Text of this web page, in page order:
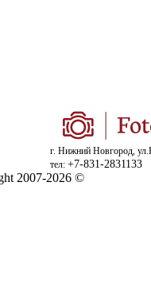
г. Нижний Новгород,
тел: +7-831-2831133
2007-2026 ©